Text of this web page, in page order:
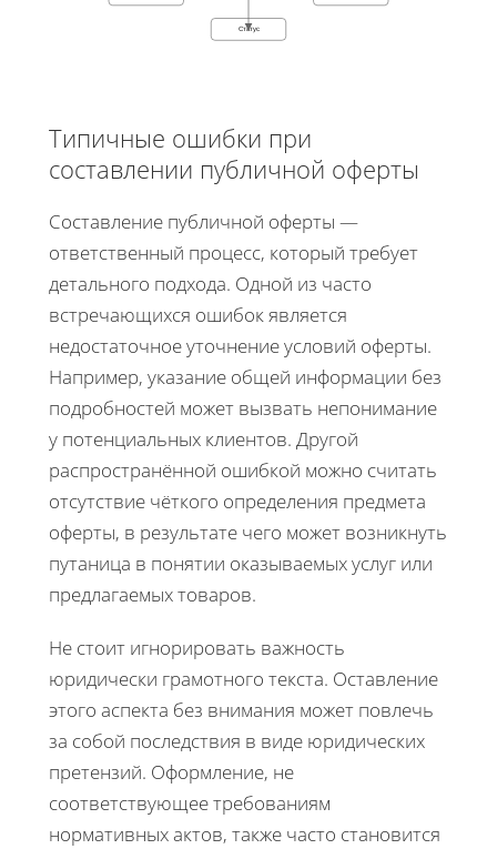
Статус
Типичные ошибки при
составлении публичной оферты
Составление публичной оферты —
ответственный процесс, который требует
детального подхода. Одной из часто
встречающихся ошибок является
недостаточное уточнение условий оферты.
Например, указание общей информации без
подробностей может вызвать непонимание
у потенциальных клиентов. Другой
распространённой ошибкой можно считать
отсутствие чёткого определения предмета
оферты, в результате чего может возникнуть
путаница в понятии оказываемых услуг или
предлагаемых товаров.
Не стоит игнорировать важность
юридически грамотного текста. Оставление
этого аспекта без внимания может повлечь
за собой последствия в виде юридических
претензий. Оформление, не
соответствующее требованиям
нормативных актов, также часто становится